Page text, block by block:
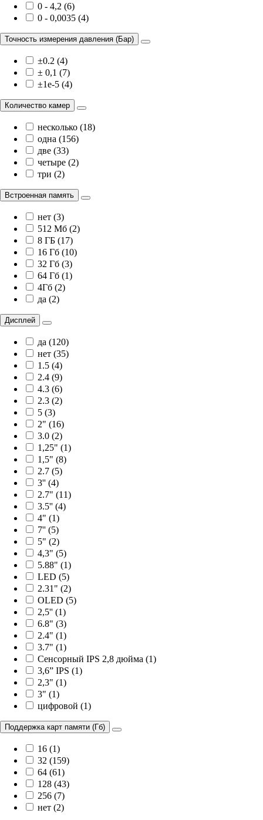
0 - 4,2 (6)
0 - 0,0035 (4)
Точность измерения давления (Бар)
±0.2 (4)
± 0,1 (7)
±1e-5 (4)
Количество камер
несколько (18)
одна (156)
две (33)
четыре (2)
три (2)
Встроенная память
нет (3)
512 Мб (2)
8 ГБ (17)
16 Гб (10)
32 Гб (3)
64 Гб (1)
4Гб (2)
да (2)
Дисплей
да (120)
нет (35)
1.5 (4)
2.4 (9)
4.3 (6)
2.3 (2)
5 (3)
2" (16)
3.0 (2)
1,25" (1)
1,5" (8)
2.7 (5)
3'' (4)
2.7" (11)
3.5'' (4)
4" (1)
7'' (5)
5" (2)
4,3" (5)
5.88" (1)
LED (5)
2.31" (2)
OLED (5)
2,5'' (1)
6.8" (3)
2.4" (1)
3.7" (1)
Сенсорный IPS 2,8 дюйма (1)
3,6” IPS (1)
2,3" (1)
3" (1)
цифровой (1)
Поддержка карт памяти (Гб)
16 (1)
32 (159)
64 (61)
128 (43)
256 (7)
нет (2)